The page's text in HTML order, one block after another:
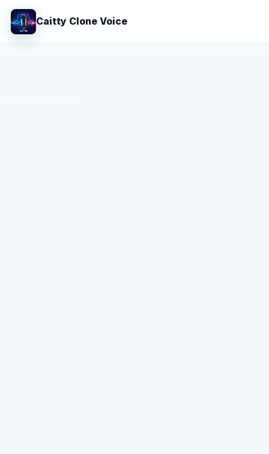
Caitty Clone Voice